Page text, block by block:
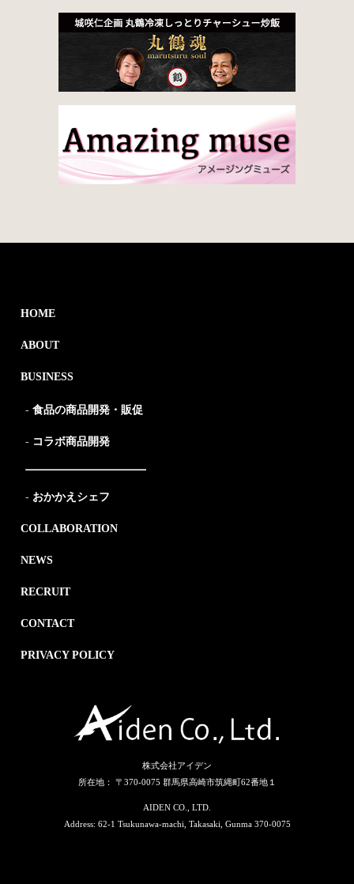
株式会社アイデン
所在地： 〒370-0075 群馬県高崎市筑縄町62番地１
AIDEN CO., LTD.
Address: 62-1 Tsukunawa-machi, Takasaki, Gunma 370-0075
HOME
ABOUT
BUSINESS
食品の商品開発・販促
コラボ商品開発
おかかえシェフ
COLLABORATION
NEWS
RECRUIT
CONTACT
PRIVACY POLICY